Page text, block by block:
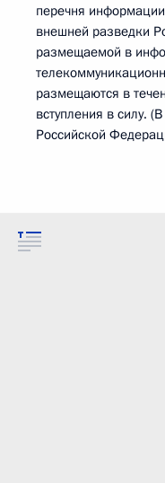
перечня
внешней разведки
размещаемой в
размещаются в
вступления в силу.
Российской